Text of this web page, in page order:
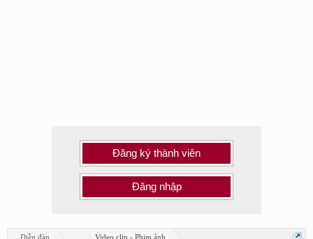
Đăng ký thành viên
Đăng nhập
Diễn đàn Video clip - Phim ảnh